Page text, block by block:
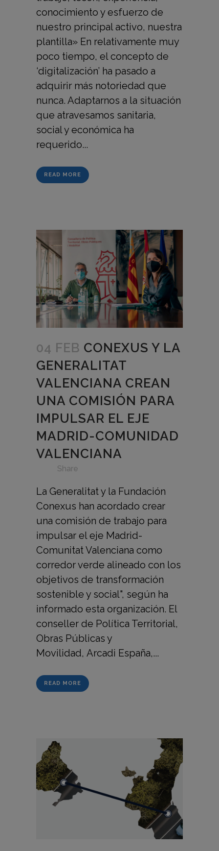
conocimiento y esfuerzo de
nuestro principal activo, nuestra
plantilla» En relativamente muy
poco tiempo, el concepto de
‘digitalización’ ha pasado a
adquirir más notoriedad que
nunca. Adaptarnos a la situación
que atravesamos sanitaria,
social y económica ha
requerido...
READ MORE
04 FEB CONEXUS Y LA
GENERALITAT
VALENCIANA CREAN
UNA COMISIÓN PARA
IMPULSAR EL EJE
MADRID-COMUNIDAD
VALENCIANA
Share
La Generalitat y la Fundación
Conexus han acordado crear
una comisión de trabajo para
impulsar el eje Madrid-
Comunitat Valenciana como
corredor verde alineado con los
objetivos de transformación
sostenible y social", según ha
informado esta organización. El
conseller de Política Territorial,
Obras Públicas y
Movilidad, Arcadi España,...
READ MORE